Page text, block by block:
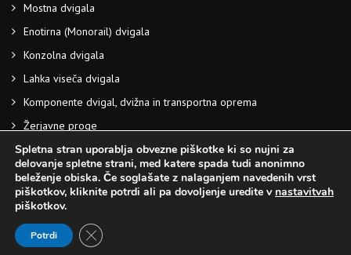
Mostna dvigala
Enotirna (Monorail) dvigala
Konzolna dvigala
Lahka viseča dvigala
Komponente dvigal, dvižna in transportna oprema
Žerjavne proge
Copyright © 2022 ME-JAN d.o.o. |Piškotki |Pravilnik o
zasebnosti
Spletna stran uporablja obvezne piškotke ki so nujni za
delovanje spletne strani, med katere spada tudi anonimno
beleženje obiska. Če soglašate z nalaganjem navedenih vrst
piškotkov, kliknite potrdi ali pa dovoljenje uredite v nastavitvah
piškotkov.
Potrdi Close GDPR Cookie Banner